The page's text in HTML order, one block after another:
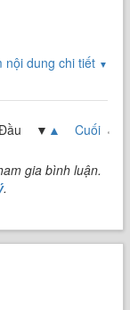
nội dung chi tiết ▼
▼ ▲ Cuối
gia bình luận.
.